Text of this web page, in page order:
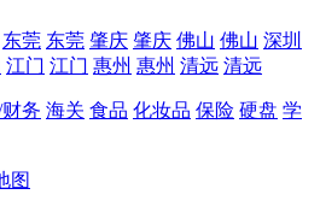
东莞 东莞 肇庆 肇庆 佛山 佛山 深圳
江门 江门 惠州 惠州 清远 清远
务 海关 食品 化妆品 保险 硬盘 学
图